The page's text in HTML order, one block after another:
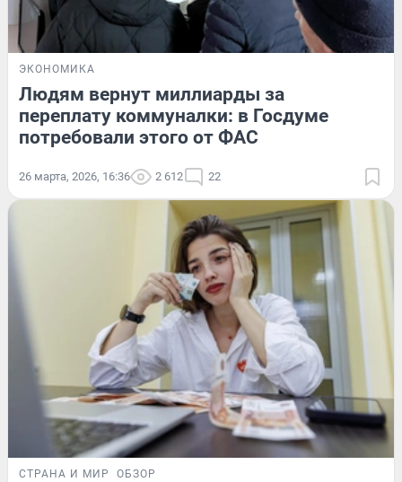
ЭКОНОМИКА
Людям вернут миллиарды за
переплату коммуналки: в Госдуме
потребовали этого от ФАС
26 марта, 2026, 16:36 2 612 22
СТРАНА И МИР ОБЗОР